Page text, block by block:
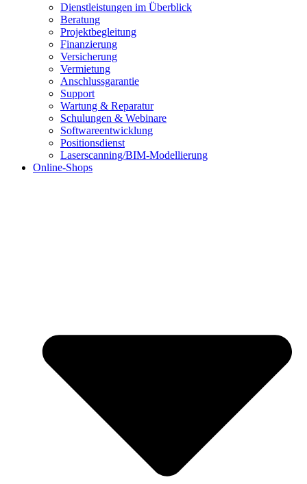
Dienstleistungen im Überblick
Beratung
Projektbegleitung
Finanzierung
Versicherung
Vermietung
Anschlussgarantie
Support
Wartung & Reparatur
Schulungen & Webinare
Softwareentwicklung
Positionsdienst
Laserscanning/BIM-Modellierung
Online-Shops